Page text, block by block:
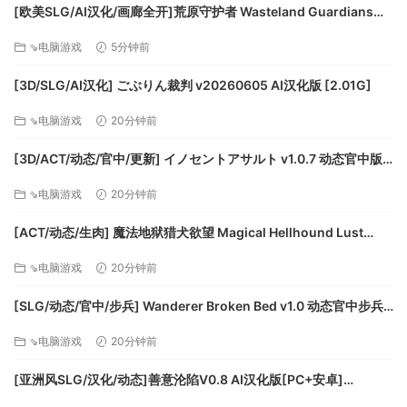
声卡:DirectX Compatible Sound Card with latest
需要 64 位处理器和操作系统
操作系统:Windows 8.1 or Windows 10 (64bit
处理器:AMD or Intel, Intel Core i5 7400s @ 3.5
GHz or AMD Ryzen 5 @ 3.4 GHz
显卡:nVidia GeForce GTX 1060 or AMD Radeon
Shader Model 5.0)
DirectX 版本:11
声卡:DirectX Compatible Sound Card with latest
[欧美SLG/AI汉化/画廊全开]荒原守护者 Wasteland Guardians
⇘电脑游戏 5分钟前
[3D/SLG/AI汉化] ごぶりん裁判 v20260605 AI汉化版 [2.01G]
⇘电脑游戏 20分钟前
[3D/ACT/动态/官中/更新] イノセントアサルト v1.0.7 动态官中版
⇘电脑游戏 20分钟前
[ACT/动态/生肉] 魔法地狱猎犬欲望 Magical Hellhound Lust
⇘电脑游戏 20分钟前
[SLG/动态/官中/步兵] Wanderer Broken Bed v1.0 动态官中步兵
⇘电脑游戏 20分钟前
[亚洲风SLG/汉化/动态]善意沦陷V0.8 AI汉化版[PC+安卓]